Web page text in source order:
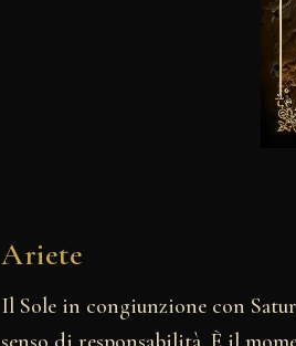
Ariete
Il Sole in congiunzione con